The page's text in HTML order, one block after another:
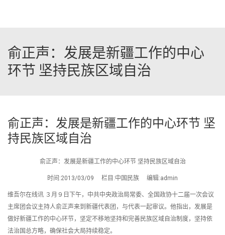
俞正声：发展是新疆工作的中心
环节 坚持民族区域自治
俞正声：发展是新疆工作的中心环节 坚
持民族区域自治
俞正声：发展是新疆工作的中心环节 坚持民族区域自治
时间:2013/03/09 栏目:中国民族 编辑:admin
维吾尔在线讯 ３月９日下午，中共中央政治局常委、全国政协十二届一次会议
主席团会议主持人俞正声来到新疆代表团，与代表一起审议。他指出，发展是
做好新疆工作的中心环节，坚定不移地坚持和完善民族区域自治制度，坚持依
法治国总方略，确保社会大局持续稳定。